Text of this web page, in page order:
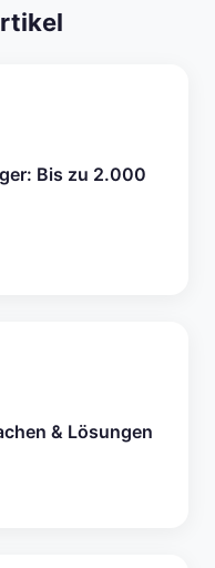
Bis zu 2.000
& Lösungen